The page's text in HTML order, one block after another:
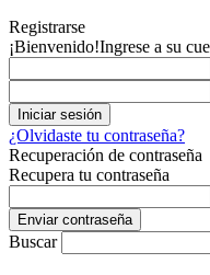
Registrarse
¡Bienvenido!Ingrese a su
¿Olvidaste tu contraseña?
Recuperación de contraseña
Recupera tu contraseña
Buscar